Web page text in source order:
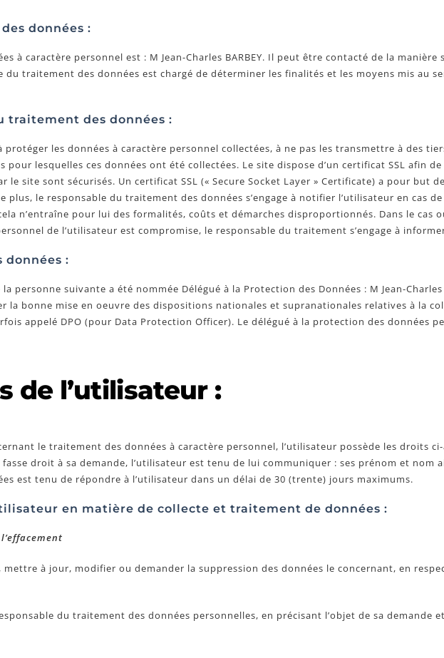
données :
à caractère personnel est : M Jean-Charles BARBEY. Il peut être contacté de la manière
du traitement des données est chargé de déterminer les finalités et les moyens mis au
traitement des données :
protéger les données à caractère personnel collectées, à ne pas les transmettre à des
lesquelles ces données ont été collectées. Le site dispose d’un certificat SSL afin
site sont sécurisés. Un certificat SSL (« Secure Socket Layer » Certificate) a pour but
plus, le responsable du traitement des données s’engage à notifier l’utilisateur en cas
n’entraîne pour lui des formalités, coûts et démarches disproportionnés. Dans le cas
de l’utilisateur est compromise, le responsable du traitement s’engage à
données :
personne suivante a été nommée Délégué à la Protection des Données : M Jean-Charles
la bonne mise en oeuvre des dispositions nationales et supranationales relatives à la
appelé DPO (pour Data Protection Officer). Le délégué à la protection des données
de l’utilisateur :
le traitement des données à caractère personnel, l’utilisateur possède les droits
droit à sa demande, l’utilisateur est tenu de lui communiquer : ses prénom et nom
est tenu de répondre à l’utilisateur dans un délai de 30 (trente) jours maximums.
en matière de collecte et traitement de données :
à jour, modifier ou demander la suppression des données le concernant, en
du traitement des données personnelles, en précisant l’objet de sa demande